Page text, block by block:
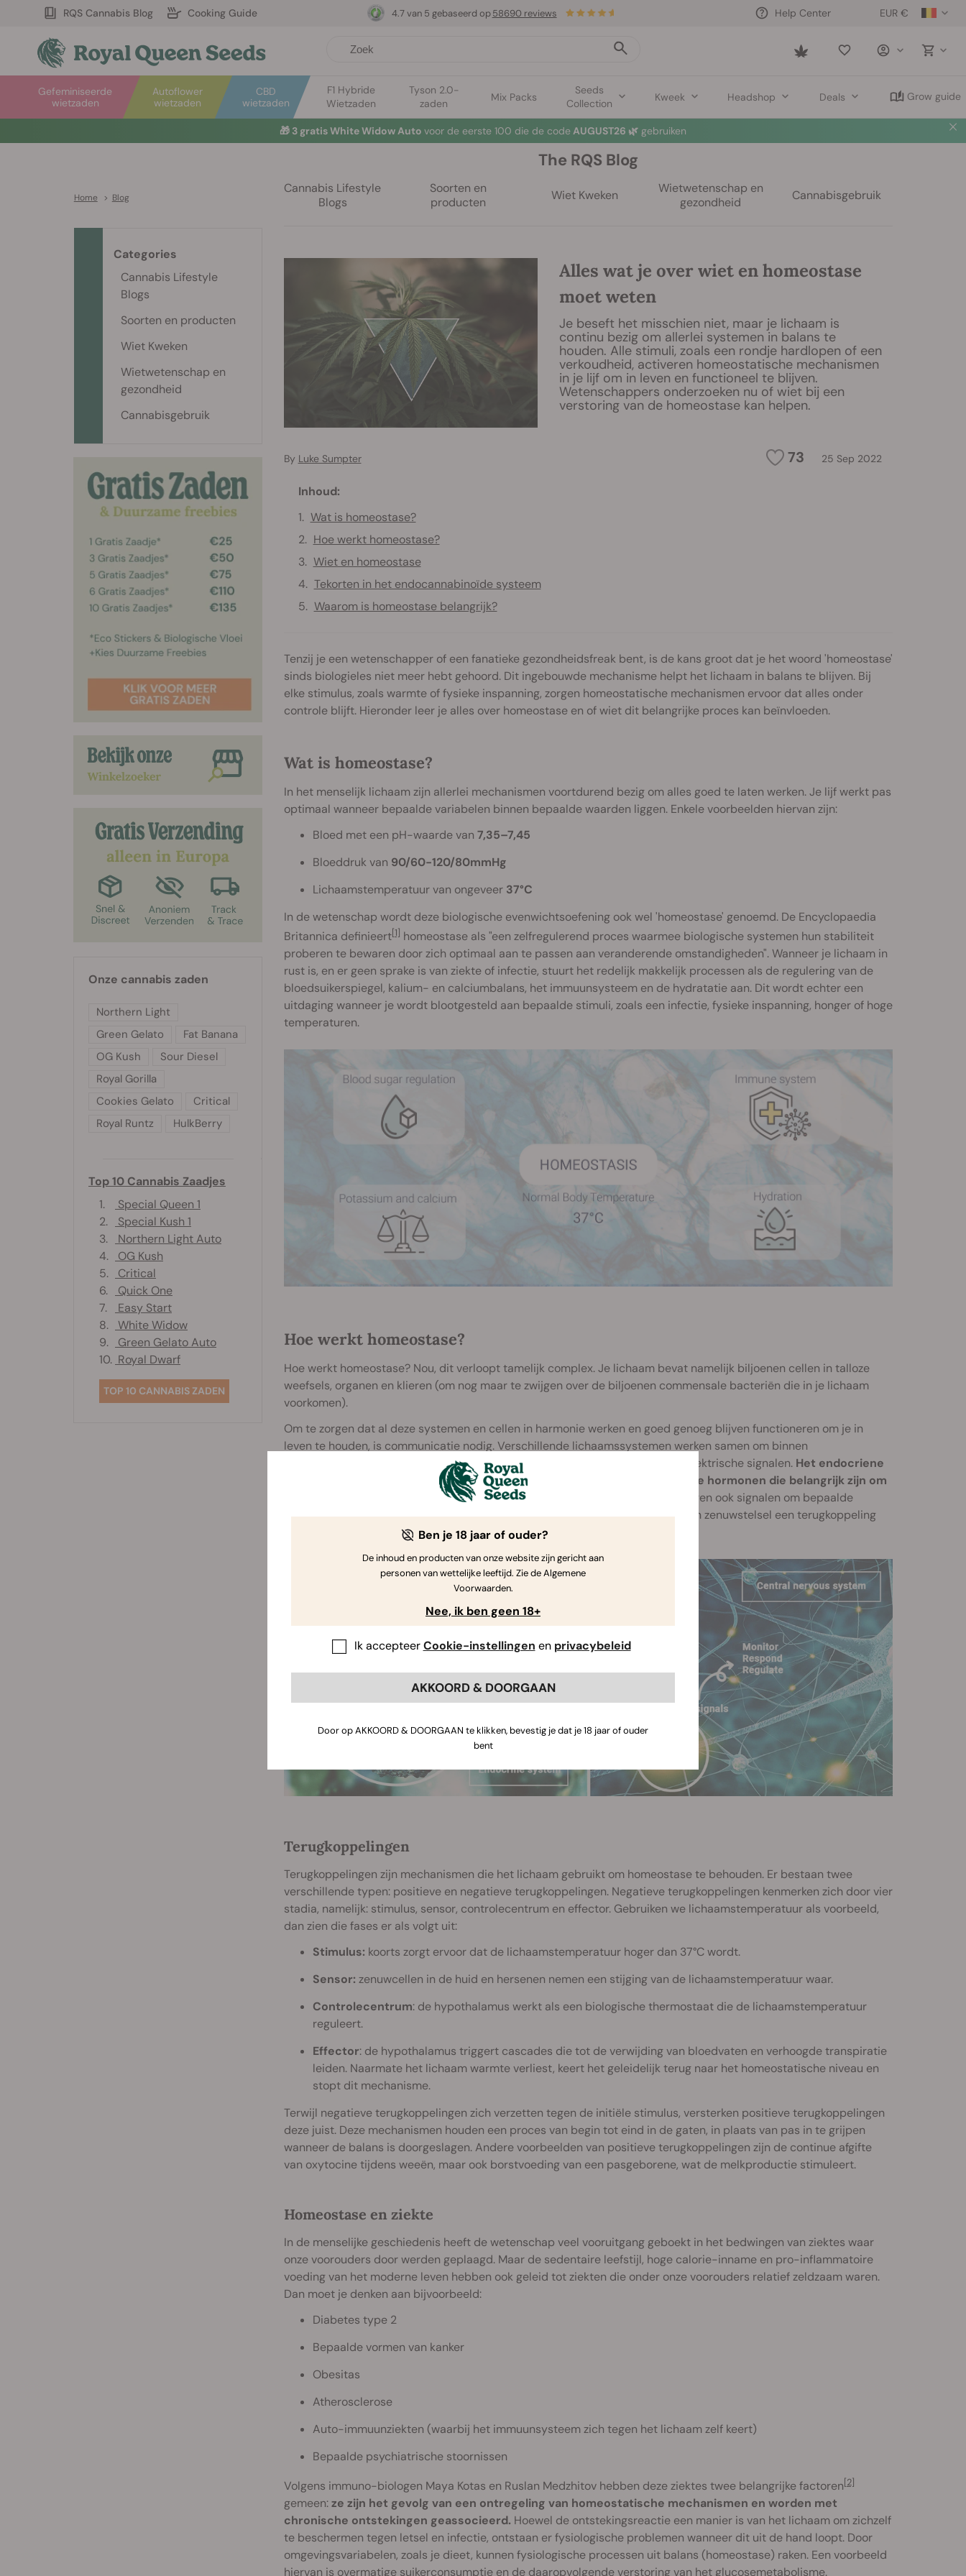
RQS Cannabis Blog Cooking Guide EUR €
Help Center
Saved
Autoflower
wietzaden
Gefeminiseerde
wietzaden
CBD
wietzaden
F1 Hybride
Wietzaden
Tyson 2.0-
zaden
Mix Packs
Seeds
Collection
Kweek Headshop Deals Grow guide
4.7 van 5 gebaseerd op 58690 reviews
☀️Summer Sales: tot wel 50% korting op geselecteerde producten! ⏤Koop nu 🛍️
Home > Blog
The RQS Blog
Cannabis Lifestyle
Blogs
Soorten en
producten
Wiet Kweken
Wietwetenschap en
gezondheid
Cannabisgebruik
Alles wat je over wiet en homeostase
moet weten
Je beseft het misschien niet, maar je lichaam is
continu bezig om allerlei systemen in balans te
houden. Alle stimuli, zoals een rondje hardlopen of een
verkoudheid, activeren homeostatische mechanismen
in je lijf om in leven en functioneel te blijven.
Wetenschappers onderzoeken nu of wiet bij een
verstoring van de homeostase kan helpen.
73 25 Sep 2022
By Luke Sumpter
Inhoud:
Wat is homeostase?
Hoe werkt homeostase?
Wiet en homeostase
Tekorten in het endocannabinoïde systeem
Waarom is homeostase belangrijk?
Tenzij je een wetenschapper of een fanatieke gezondheidsfreak bent, is de kans groot dat je het woord 'homeostase'
sinds biologieles niet meer hebt gehoord. Dit ingebouwde mechanisme helpt het lichaam in balans te blijven. Bij
elke stimulus, zoals warmte of fysieke inspanning, zorgen homeostatische mechanismen ervoor dat alles onder
controle blijft. Hieronder leer je alles over homeostase en of wiet dit belangrijke proces kan beïnvloeden.
Wat is homeostase?
In het menselijk lichaam zijn allerlei mechanismen voortdurend bezig om alles goed te laten werken. Je lijf werkt pas
optimaal wanneer bepaalde variabelen binnen bepaalde waarden liggen. Enkele voorbeelden hiervan zijn:
Bloed met een pH-waarde van 7,35–7,45
Bloeddruk van 90/60-120/80mmHg
Lichaamstemperatuur van ongeveer 37°C
In de wetenschap wordt deze biologische evenwichtsoefening ook wel 'homeostase' genoemd. De Encyclopaedia
Britannica definieert[1] homeostase als "een zelfregulerend proces waarmee biologische systemen hun stabiliteit
proberen te bewaren door zich optimaal aan te passen aan veranderende omstandigheden". Wanneer je lichaam in
rust is, en er geen sprake is van ziekte of infectie, stuurt het redelijk makkelijk processen als de regulering van de
bloedsuikerspiegel, kalium- en calciumbalans, het immuunsysteem en de hydratatie aan. Dit wordt echter een
uitdaging wanneer je wordt blootgesteld aan bepaalde stimuli, zoals een infectie, fysieke inspanning, honger of hoge
temperaturen.
Hoe werkt homeostase?
Hoe werkt homeostase? Nou, dit verloopt tamelijk complex. Je lichaam bevat namelijk biljoenen cellen in talloze
weefsels, organen en klieren (om nog maar te zwijgen over de biljoenen commensale bacteriën die in je lichaam
voorkomen).
Om te zorgen dat al deze systemen en cellen in harmonie werken en goed genoeg blijven functioneren om je in
leven te houden, is communicatie nodig. Verschillende lichaamssystemen werken samen om binnen
homeostatische grenzen te blijven door middel van hormoonuitscheiding en elektrische signalen. Het endocriene
systeem, dat verschillende klieren en organen behelst, verspreidt diverse hormonen die belangrijk zijn om
het lichaam in balans te houden.Je centrale en perifere zenuwstelsel versturen ook signalen om bepaalde
processen te bewaken en reguleren. Samen vormen het endocriene systeem en zenuwstelsel een terugkoppeling
die aan homeostase ten grondslag ligt.
Terugkoppelingen
Terugkoppelingen zijn mechanismen die het lichaam gebruikt om homeostase te behouden. Er bestaan twee
verschillende typen: positieve en negatieve terugkoppelingen. Negatieve terugkoppelingen kenmerken zich door vier
stadia, namelijk: stimulus, sensor, controlecentrum en effector. Gebruiken we lichaamstemperatuur als voorbeeld,
dan zien die fases er als volgt uit:
Stimulus: koorts zorgt ervoor dat de lichaamstemperatuur hoger dan 37°C wordt.
Sensor: zenuwcellen in de huid en hersenen nemen een stijging van de lichaamstemperatuur waar.
Controlecentrum: de hypothalamus werkt als een biologische thermostaat die de lichaamstemperatuur
reguleert.
Effector: de hypothalamus triggert cascades die tot de verwijding van bloedvaten en verhoogde transpiratie
leiden. Naarmate het lichaam warmte verliest, keert het geleidelijk terug naar het homeostatische niveau en
stopt dit mechanisme.
Terwijl negatieve terugkoppelingen zich verzetten tegen de initiële stimulus, versterken positieve terugkoppelingen
deze juist. Deze mechanismen houden een proces van begin tot eind in de gaten, in plaats van pas in te grijpen
wanneer de balans is doorgeslagen. Andere voorbeelden van positieve terugkoppelingen zijn de continue afgifte
van oxytocine tijdens weeën, maar ook borstvoeding van een pasgeborene, wat de melkproductie stimuleert.
Homeostase en ziekte
In de menselijke geschiedenis heeft de wetenschap veel vooruitgang geboekt in het bedwingen van ziektes waar
onze voorouders door werden geplaagd. Maar de sedentaire leefstijl, hoge calorie-inname en pro-inflammatoire
voeding van het moderne leven hebben ook geleid tot ziekten die onder onze voorouders relatief zeldzaam waren.
Dan moet je denken aan bijvoorbeeld:
Diabetes type 2
Bepaalde vormen van kanker
Obesitas
Atherosclerose
Auto-immuunziekten (waarbij het immuunsysteem zich tegen het lichaam zelf keert)
Bepaalde psychiatrische stoornissen
Volgens immuno-biologen Maya Kotas en Ruslan Medzhitov hebben deze ziektes twee belangrijke factoren[2]
gemeen:ze zijn het gevolg van een ontregeling van homeostatische mechanismen en worden met
chronische ontstekingen geassocieerd. Hoewel de ontstekingsreactie een manier is van het lichaam om zichzelf
te beschermen tegen letsel en infectie, ontstaan er fysiologische problemen wanneer dit uit de hand loopt. Door
omgevingsvariabelen, zoals je dieet, kunnen fysiologische processen uit balans (homeostase) raken. Een voorbeeld
hiervan is overmatige suikerconsumptie en de daaropvolgende verstoring van het glucosemetabolisme.
Categories
Cannabis Lifestyle
Blogs
Soorten en producten
Wiet Kweken
Wietwetenschap en
gezondheid
Cannabisgebruik
Onze cannabis zaden
Northern Light
Green Gelato
Fat Banana
OG Kush
Sour Diesel
Royal Gorilla
Cookies Gelato
Critical
Royal Runtz
HulkBerry
Top 10 Cannabis Zaadjes
1.
Special Queen 1
2.
Special Kush 1
3.
Northern Light Auto
4.
OG Kush
5.
Critical
6.
Quick One
7.
Easy Start
8.
White Widow
9.
Green Gelato Auto
10. Royal Dwarf
TOP 10 CANNABIS ZADEN
Ben je 18 jaar of ouder?
De inhoud en producten van onze website zijn gericht aan
personen van wettelijke leeftijd. Zie de Algemene
Voorwaarden.
Nee, ik ben geen 18+
Ik accepteerCookie-instellingen en privacybeleid
AKKOORD & DOORGAAN
Door op AKKOORD & DOORGAAN te klikken, bevestig je dat je 18 jaar of ouder
bent